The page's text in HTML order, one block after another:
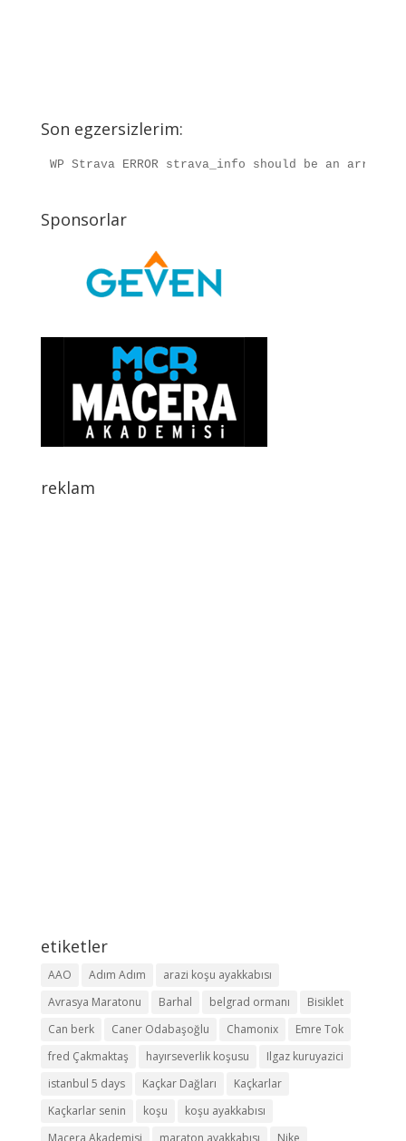
Son egzersizlerim:
WP Strava ERROR strava_info should be an
Sponsorlar
reklam
etiketler
AAO Adım Adım
arazi koşu ayakkabısı
Avrasya Maratonu
Barhal belgrad ormanı
Bisiklet
Can berk
Caner Odabaşoğlu Chamonix
Emre Tok
fred Çakmaktaş
hayırseverlik koşusu
Ilgaz kuruyazici
istanbul 5 days
Kaçkar Dağları
Kaçkarlar
Kaçkarlar senin
koşu
koşu ayakkabısı
Macera Akademisi
maraton ayakkabısı Nike